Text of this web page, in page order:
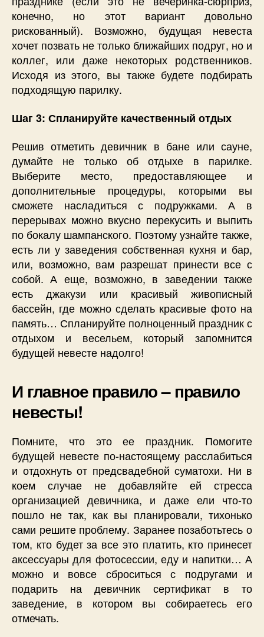
конечно, но этот вариант довольно
рискованный). Возможно, будущая невеста
хочет позвать не только ближайших подруг, но и
коллег, или даже некоторых родственников.
Исходя из этого, вы также будете подбирать
подходящую парилку.
Шаг 3: Спланируйте качественный отдых
Решив отметить девичник в бане или сауне,
думайте не только об отдыхе в парилке.
Выберите место, предоставляющее и
дополнительные процедуры, которыми вы
сможете насладиться с подружками. А в
перерывах можно вкусно перекусить и выпить
по бокалу шампанского. Поэтому узнайте также,
есть ли у заведения собственная кухня и бар,
или, возможно, вам разрешат принести все с
собой. А еще, возможно, в заведении также
есть джакузи или красивый живописный
бассейн, где можно сделать красивые фото на
память… Спланируйте полноценный праздник с
отдыхом и весельем, который запомнится
будущей невесте надолго!
И главное правило – правило
невесты!
Помните, что это ее праздник. Помогите
будущей невесте по-настоящему расслабиться
и отдохнуть от предсвадебной суматохи. Ни в
коем случае не добавляйте ей стресса
организацией девичника, и даже ели что-то
пошло не так, как вы планировали, тихонько
сами решите проблему. Заранее позаботьтесь о
том, кто будет за все это платить, кто принесет
аксессуары для фотосессии, еду и напитки… А
можно и вовсе сброситься с подругами и
подарить на девичник сертификат в то
заведение, в котором вы собираетесь его
отмечать.